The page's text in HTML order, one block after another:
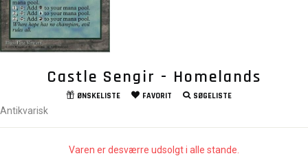
Castle Sengir - Homelands
ØNSKELISTE FAVORIT SØGELISTE
Antikvarisk
Varen er desværre udsolgt i alle stande.